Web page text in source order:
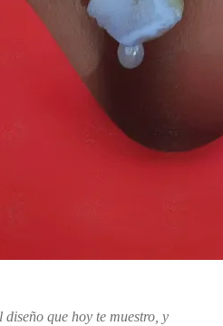
diseño que hoy te muestro, y